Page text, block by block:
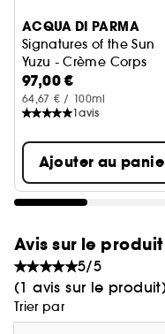
ACQUA DI PARMA
Signatures of the Sun
Yuzu - Crème Corps
97,00 €
64,67 € / 100ml
1avis
Ajouter au
Avis sur le produit
5/5
(1 avis sur le
Trier par